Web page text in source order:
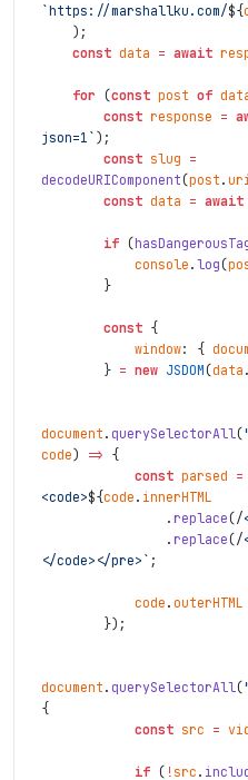
`https://marshallku.com/${
) ;
const data = await
for (const post of
const response =
json=1` ) ;
const slug =
decodeURIComponent(post . uri
const data = await
if (
console . log(
}
const {
window: {
} = new JSDOM(data .
document . querySelectorAll (
code) => {
const parsed =
<code>${code . innerHTML
. replace(/
. replace(/
</code></pre>` ;
code . outerHTML
}) ;
document . querySelectorAll (
{
const src =
if ( ! src .